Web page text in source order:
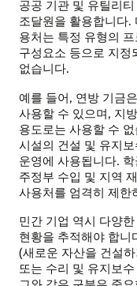
공공 기관 및 유틸리
조달원을 활용합니다.
용처는 특정 유형의
구성요소 등으로 지정
없습니다.
예를 들어, 연방 기금
사용할 수 있으며, 지
용도로는 사용할 수
시설의 건설 및 유지
운영에 사용됩니다.
주정부 수입 및 지역
사용처를 엄격히 제한
민간 기업 역시 다양
현황을 추적해야 합니
(새로운 자산을 건설
또는 수리 및 유지보